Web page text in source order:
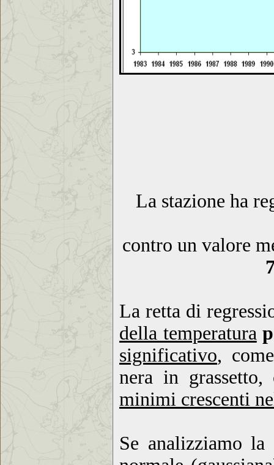
La stazione ha
contro un valore
La retta di
della temperatura
significativo,
nera in
minimi crescenti
Se analizziamo